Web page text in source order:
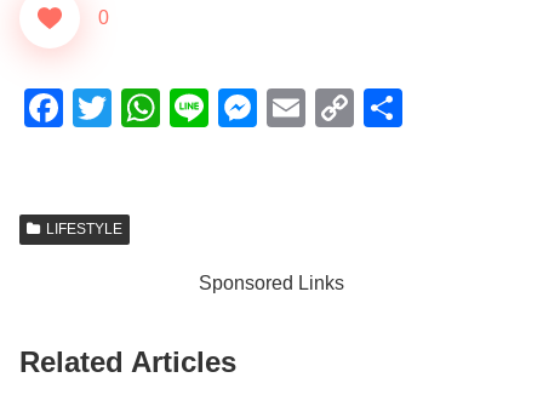
0
F
e
k
T
er
W
p
Li
M
g
E
C
LIFESTYLE
Sponsored Links
Related Articles